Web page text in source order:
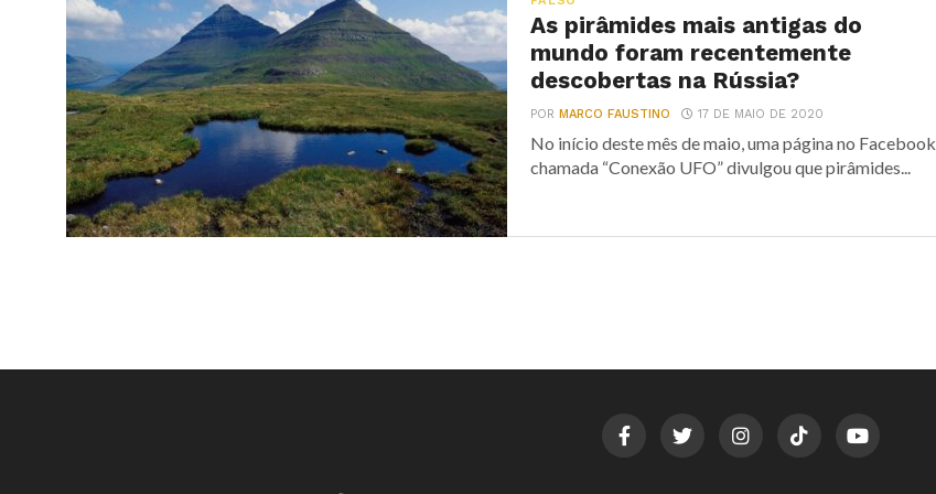
As pirâmides mais antigas do
mundo foram recentemente
descobertas na Rússia?
PORMARCO FAUSTINO 17 DE MAIO DE 2020
No início deste mês de maio, uma página no Facebook
chamada “Conexão UFO” divulgou que pirâmides...